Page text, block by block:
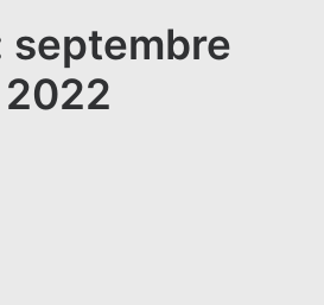
septembre
2022